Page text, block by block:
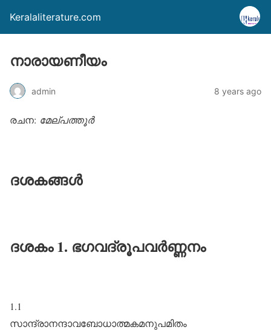
Keralaliterature.com
നാരായണീയം
admin 8 years ago
രചന: മേല്പത്തൂര്‍
ദശകങ്ങൾ
ദശകം 1. ഭഗവദ്‌രൂപവർണ്ണനം
1.1
സാന്ദ്രാനന്ദാവബോധാത്മകമനുപമിതം